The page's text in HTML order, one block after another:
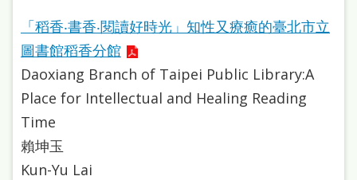
讀
網
兒
童
版
常
「稻香‧書香‧閱讀好時光」知性又療癒的臺北市立
圖書館稻香分館
Daoxiang Branch of Taipei Public Library:A
Place for Intellectual and Healing Reading
Time
賴坤玉
Kun-Yu Lai